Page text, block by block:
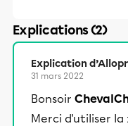
Explications (2)
Explication
31 mars 2022
Bonsoir
Merci d'utiliser la